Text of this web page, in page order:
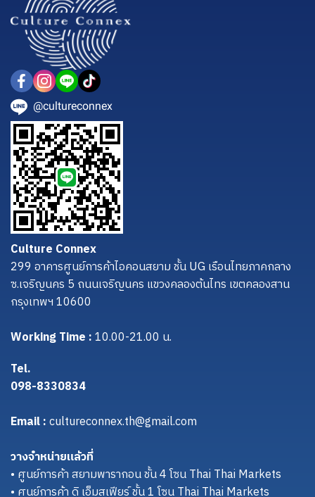
@cultureconnex
Culture Connex
299 อาคารศูนย์การค้าไอคอนสยาม ชั้น UG เรือนไทยภาคกลาง
ซ.เจริญนคร 5 ถนนเจริญนคร แขวงคลองต้นไทร เขตคลองสาน
กรุงเทพฯ 10600
Working Time :10.00-21.00 น.
Tel.
098-8330834
Email :cultureconnex.th@gmail.com
วางจำหน่ายแล้วที่
• ศูนย์การค้า สยามพารากอน ชั้น 4 โซน Thai Thai Markets
• ศูนย์การค้า ดิ เอ็มสเฟียร์ ชั้น 1 โซน Thai Thai Markets